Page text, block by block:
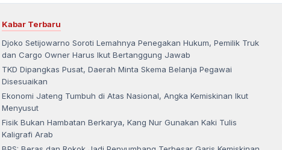
Kabar Terbaru
Djoko Setijowarno Soroti Lemahnya Penegakan Hukum, Pemilik Truk
dan Cargo Owner Harus Ikut Bertanggung Jawab
TKD Dipangkas Pusat, Daerah Minta Skema Belanja Pegawai
Disesuaikan
Ekonomi Jateng Tumbuh di Atas Nasional, Angka Kemiskinan Ikut
Menyusut
Fisik Bukan Hambatan Berkarya, Kang Nur Gunakan Kaki Tulis
Kaligrafi Arab